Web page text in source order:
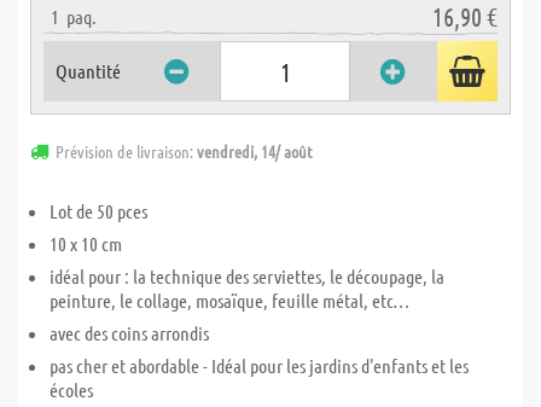
1 paq. 16,90 €
Quantité
Prévision de livraison:vendredi, 14/ août
Lot de 50 pces
10 x 10 cm
idéal pour : la technique des serviettes, le découpage, la
peinture, le collage, mosaïque, feuille métal, etc…
avec des coins arrondis
pas cher et abordable - Idéal pour les jardins d'enfants et les
écoles